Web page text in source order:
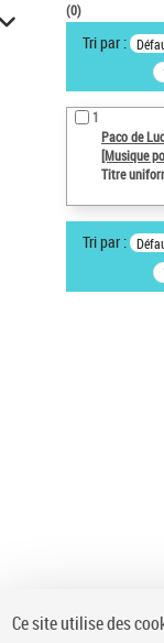
VOTRE
Recherche
notices
Œuvres liées à
Paco de
AFFINER
Type de
(0)
Tri par :
1
Paco de
[Musique
Titre
Tri par :
Ce site utilise des